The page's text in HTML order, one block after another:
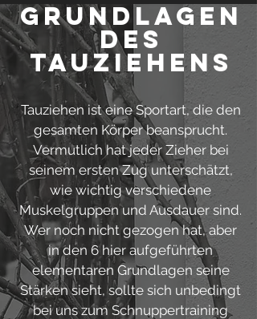
Grundlagen
des
Tauziehens
Tauziehen ist eine Sportart, die den
gesamten Körper beansprucht.
Vermutlich hat jeder Zieher bei
seinem ersten Zug unterschätzt,
wie wichtig verschiedene
Muskelgruppen und Ausdauer sind.
Wer noch nicht gezogen hat, aber
in den 6 hier aufgeführten
elementaren Grundlagen seine
Stärken sieht, sollte sich unbedingt
bei uns zum Schnuppertraining